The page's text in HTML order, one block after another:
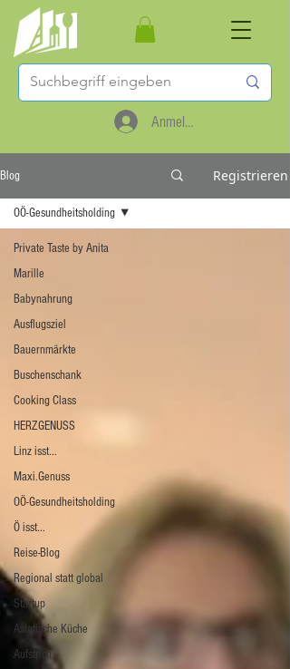
Anmelden
Blog Registrieren
Private Taste by Anita
Marille
Babynahrung
Ausflugsziel
Bauernmärkte
Buschenschank
Cooking Class
HERZGENUSS
Linz isst...
Maxi.Genuss
OÖ-Gesundheitsholding
Ö isst...
Reise-Blog
Regional statt global
Startup
Asiatische Küche
Aufstrich
OÖ-Gesundheitsholding